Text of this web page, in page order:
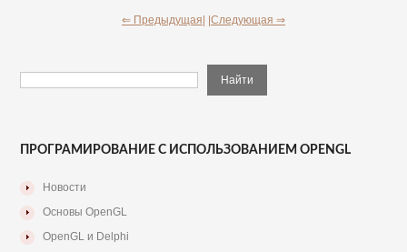
⇐ Предыдущая| |Следующая ⇒
ПРОГРАМИРОВАНИЕ С ИСПОЛЬЗОВАНИЕМ OPENGL
Новости
Основы OpenGL
OpenGL и Delphi